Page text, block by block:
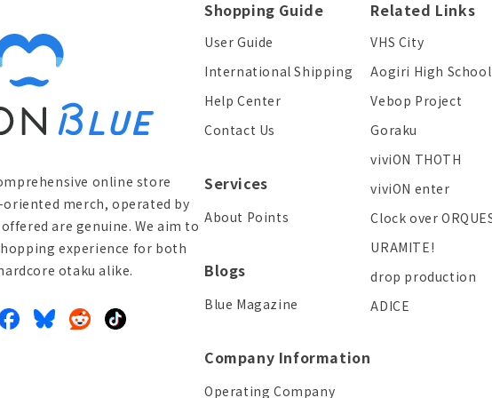
online store
merch, operated by
are genuine. We aim to
experience for both
otaku alike.
Facebook
BlueskyRedditTikTok
Shopping Guide
User Guide
International Shipping
Help Center
Contact Us
Services
About Points
Blogs
Blue Magazine
Company Information
Operating Company
Related Links
VHS City
Aogiri High School
Vebop Project
Goraku
viviON THOTH
viviON enter
Clock over
URAMITE!
drop production
ADICE